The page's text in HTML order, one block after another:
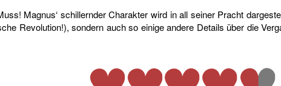
Magnus‘ schillernder Charakter wird in all seiner Pracht
Revolution!), sondern auch so einige andere Details über die